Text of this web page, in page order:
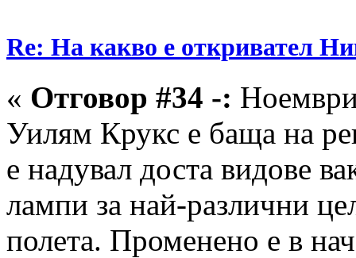
Re: На какво е откривател
« Отговор #34 -:
Уилям Крукс е баща на
е надувал доста видове
лампи за най-различни
полета. Променено е в